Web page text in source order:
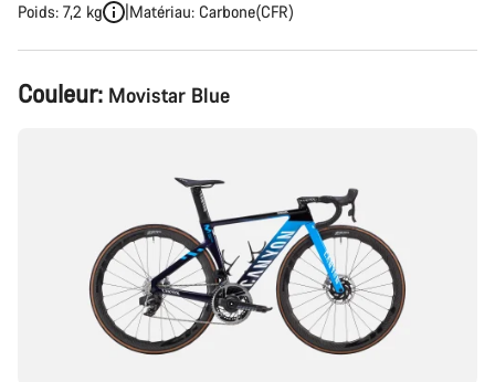
Poids: 7,2 kg Matériau: Carbone(CFR)
Configuration
du
Couleur: Movistar Blue